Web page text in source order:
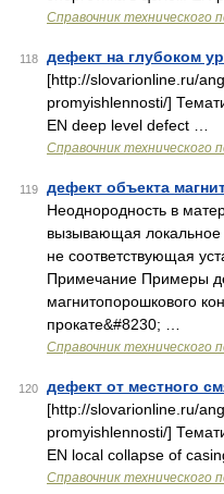
Справочник технического
118 дефект на глубоком
[http://slovarionline.ru/
promyishlennosti/]
EN deep level defect …
Справочник технического
119 дефект объекта
Неоднородность в
вызывающая локальное
не соответствующая
Примечание Примеры
магнитопорошкового
прокате&#8230; …
Справочник технического
120 дефект от местного
[http://slovarionline.ru/
promyishlennosti/]
EN local collapse of
Справочник технического